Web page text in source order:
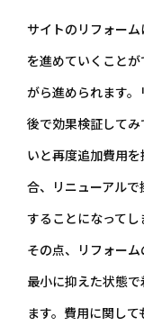
サイトのリフォー
を進めていくこと
がら進められます
後で効果検証して
いと再度追加費用
合、リニューアル
することになってし
その点、リフォー
最小に抑えた状態
ます。費用に関し